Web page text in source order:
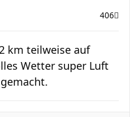
406
km teilweise auf
Wetter super Luft